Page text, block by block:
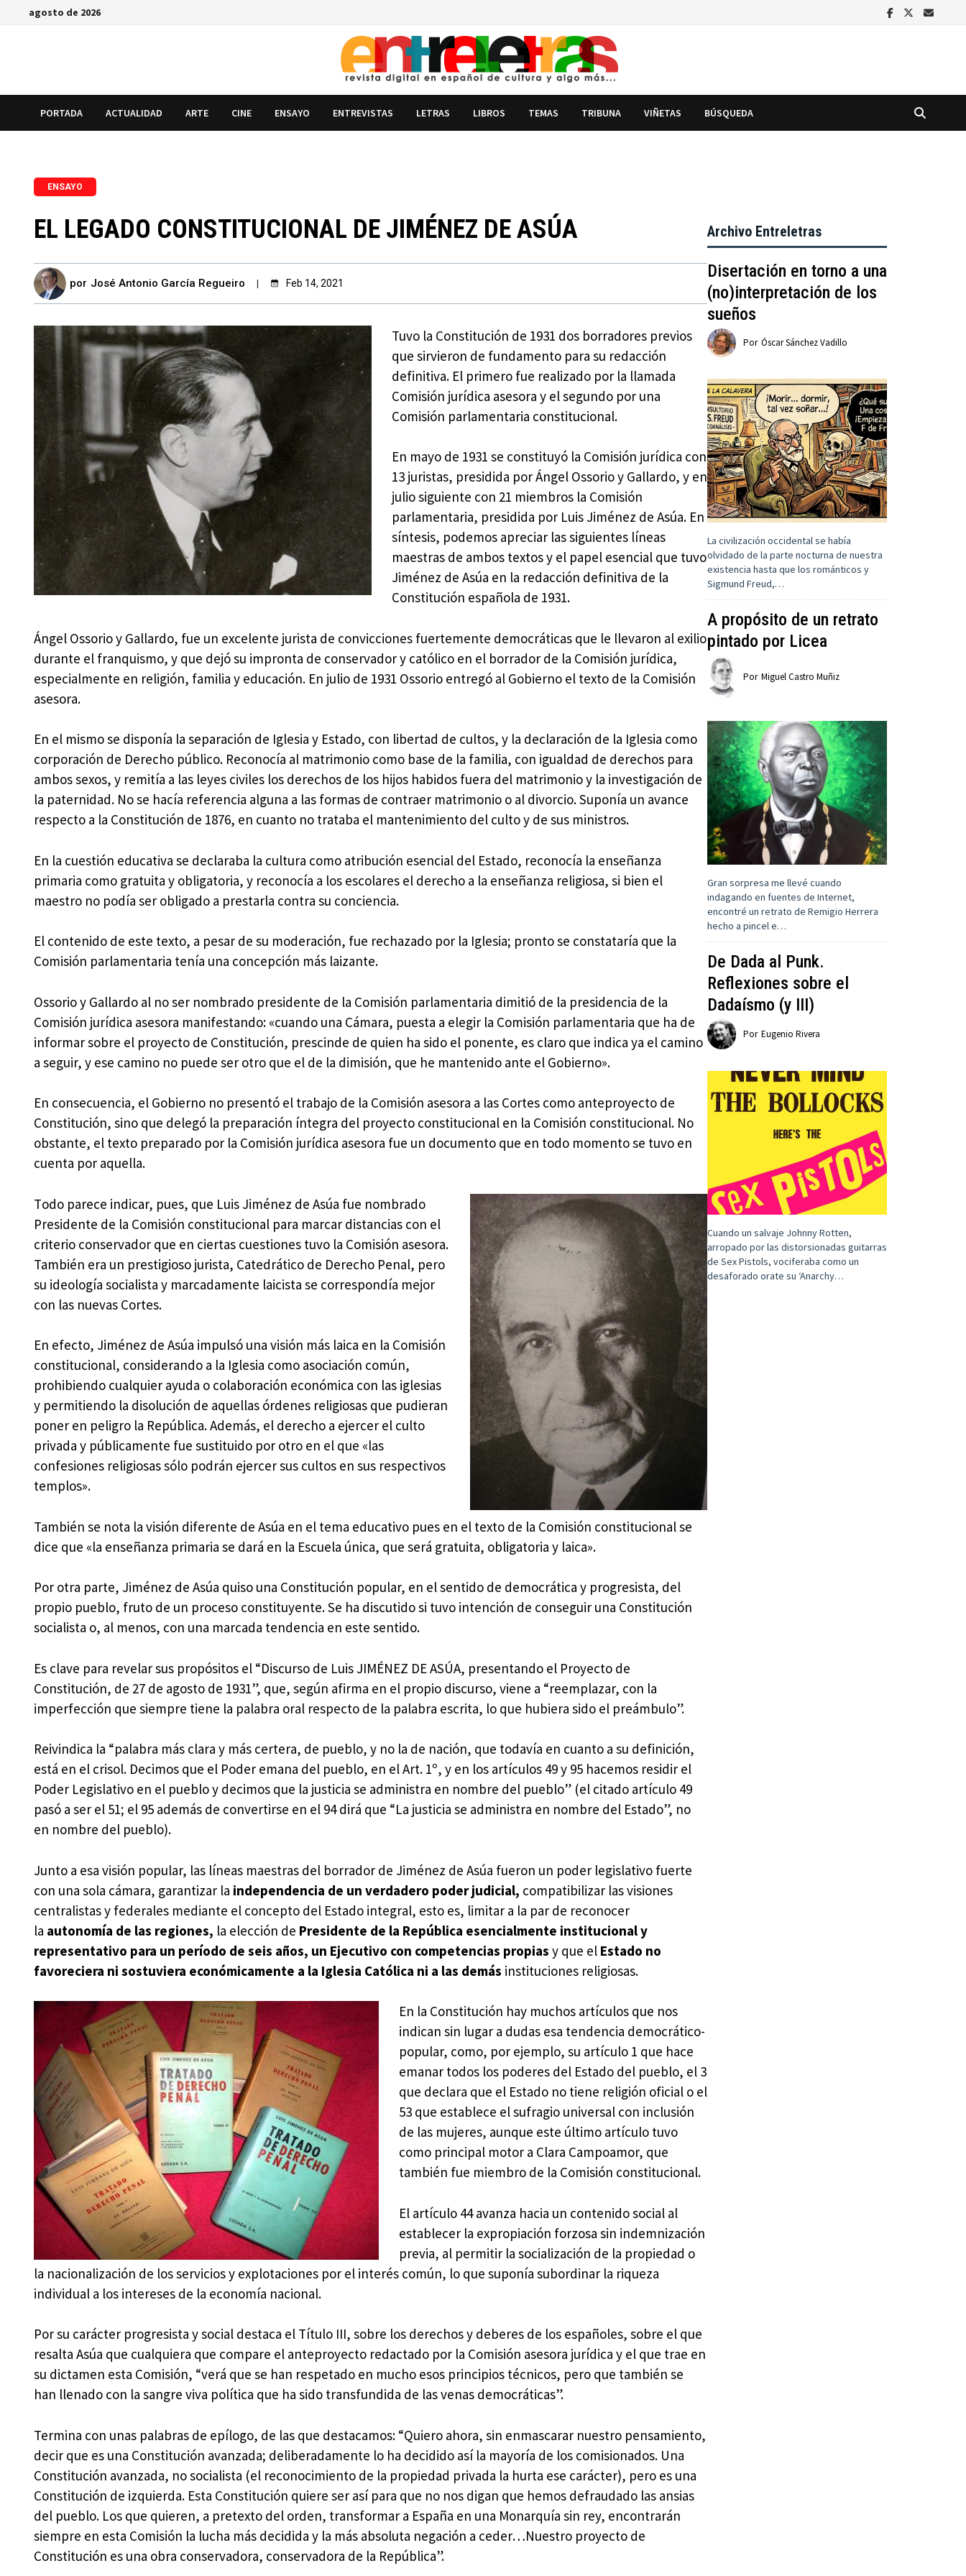
Saltaragosto de 2026
PORTADA ACTUALIDAD ARTE CINE ENSAYO ENTREVISTAS LETRAS LIBROS TEMAS TRIBUNA VIÑETAS BÚSQUEDA
ENSAYO
EL LEGADO CONSTITUCIONAL DE JIMÉNEZ DE ASÚA
por José Antonio García Regueiro Feb 14, 2021
Tuvo la Constitución de 1931 dos borradores previos
que sirvieron de fundamento para su redacción
definitiva. El primero fue realizado por la llamada
Comisión jurídica asesora y el segundo por una
Comisión parlamentaria constitucional.
En mayo de 1931 se constituyó la Comisión jurídica con
13 juristas, presidida por Ángel Ossorio y Gallardo, y en
julio siguiente con 21 miembros la Comisión
parlamentaria, presidida por Luis Jiménez de Asúa. En
síntesis, podemos apreciar las siguientes líneas
maestras de ambos textos y el papel esencial que tuvo
Jiménez de Asúa en la redacción definitiva de la
Constitución española de 1931.
Ángel Ossorio y Gallardo, fue un excelente jurista de convicciones fuertemente democráticas que le llevaron al exilio
durante el franquismo, y que dejó su impronta de conservador y católico en el borrador de la Comisión jurídica,
especialmente en religión, familia y educación. En julio de 1931 Ossorio entregó al Gobierno el texto de la Comisión
asesora.
En el mismo se disponía la separación de Iglesia y Estado, con libertad de cultos, y la declaración de la Iglesia como
corporación de Derecho público. Reconocía al matrimonio como base de la familia, con igualdad de derechos para
ambos sexos, y remitía a las leyes civiles los derechos de los hijos habidos fuera del matrimonio y la investigación de
la paternidad. No se hacía referencia alguna a las formas de contraer matrimonio o al divorcio. Suponía un avance
respecto a la Constitución de 1876, en cuanto no trataba el mantenimiento del culto y de sus ministros.
En la cuestión educativa se declaraba la cultura como atribución esencial del Estado, reconocía la enseñanza
primaria como gratuita y obligatoria, y reconocía a los escolares el derecho a la enseñanza religiosa, si bien el
maestro no podía ser obligado a prestarla contra su conciencia.
El contenido de este texto, a pesar de su moderación, fue rechazado por la Iglesia; pronto se constataría que la
Comisión parlamentaria tenía una concepción más laizante.
Ossorio y Gallardo al no ser nombrado presidente de la Comisión parlamentaria dimitió de la presidencia de la
Comisión jurídica asesora manifestando: «cuando una Cámara, puesta a elegir la Comisión parlamentaria que ha de
informar sobre el proyecto de Constitución, prescinde de quien ha sido el ponente, es claro que indica ya el camino
a seguir, y ese camino no puede ser otro que el de la dimisión, que he mantenido ante el Gobierno».
En consecuencia, el Gobierno no presentó el trabajo de la Comisión asesora a las Cortes como anteproyecto de
Constitución, sino que delegó la preparación íntegra del proyecto constitucional en la Comisión constitucional. No
obstante, el texto preparado por la Comisión jurídica asesora fue un documento que en todo momento se tuvo en
cuenta por aquella.
Todo parece indicar, pues, que Luis Jiménez de Asúa fue nombrado
Presidente de la Comisión constitucional para marcar distancias con el
criterio conservador que en ciertas cuestiones tuvo la Comisión asesora.
También era un prestigioso jurista, Catedrático de Derecho Penal, pero
su ideología socialista y marcadamente laicista se correspondía mejor
con las nuevas Cortes.
En efecto, Jiménez de Asúa impulsó una visión más laica en la Comisión
constitucional, considerando a la Iglesia como asociación común,
prohibiendo cualquier ayuda o colaboración económica con las iglesias
y permitiendo la disolución de aquellas órdenes religiosas que pudieran
poner en peligro la República. Además, el derecho a ejercer el culto
privada y públicamente fue sustituido por otro en el que «las
confesiones religiosas sólo podrán ejercer sus cultos en sus respectivos
templos».
También se nota la visión diferente de Asúa en el tema educativo pues en el texto de la Comisión constitucional se
dice que «la enseñanza primaria se dará en la Escuela única, que será gratuita, obligatoria y laica».
Por otra parte, Jiménez de Asúa quiso una Constitución popular, en el sentido de democrática y progresista, del
propio pueblo, fruto de un proceso constituyente. Se ha discutido si tuvo intención de conseguir una Constitución
socialista o, al menos, con una marcada tendencia en este sentido.
Es clave para revelar sus propósitos el “Discurso de Luis JIMÉNEZ DE ASÚA, presentando el Proyecto de
Constitución, de 27 de agosto de 1931”, que, según afirma en el propio discurso, viene a “reemplazar, con la
imperfección que siempre tiene la palabra oral respecto de la palabra escrita, lo que hubiera sido el preámbulo”.
Reivindica la “palabra más clara y más certera, de pueblo, y no la de nación, que todavía en cuanto a su definición,
está en el crisol. Decimos que el Poder emana del pueblo, en el Art. 1º, y en los artículos 49 y 95 hacemos residir el
Poder Legislativo en el pueblo y decimos que la justicia se administra en nombre del pueblo” (el citado artículo 49
pasó a ser el 51; el 95 además de convertirse en el 94 dirá que “La justicia se administra en nombre del Estado”, no
en nombre del pueblo).
Junto a esa visión popular, las líneas maestras del borrador de Jiménez de Asúa fueron un poder legislativo fuerte
con una sola cámara, garantizar la independencia de un verdadero poder judicial, compatibilizar las visiones
centralistas y federales mediante el concepto del Estado integral, esto es, limitar a la par de reconocer
la autonomía de las regiones, la elección de Presidente de la República esencialmente institucional y
representativo para un período de seis años, un Ejecutivo con competencias propias y que el Estado no
favoreciera ni sostuviera económicamente a la Iglesia Católica ni a las demás instituciones religiosas.
En la Constitución hay muchos artículos que nos
indican sin lugar a dudas esa tendencia democrático-
popular, como, por ejemplo, su artículo 1 que hace
emanar todos los poderes del Estado del pueblo, el 3
que declara que el Estado no tiene religión oficial o el
53 que establece el sufragio universal con inclusión
de las mujeres, aunque este último artículo tuvo
como principal motor a Clara Campoamor, que
también fue miembro de la Comisión constitucional.
El artículo 44 avanza hacia un contenido social al
establecer la expropiación forzosa sin indemnización
previa, al permitir la socialización de la propiedad o
la nacionalización de los servicios y explotaciones por el interés común, lo que suponía subordinar la riqueza
individual a los intereses de la economía nacional.
Por su carácter progresista y social destaca el Título III, sobre los derechos y deberes de los españoles, sobre el que
resalta Asúa que cualquiera que compare el anteproyecto redactado por la Comisión asesora jurídica y el que trae en
su dictamen esta Comisión, “verá que se han respetado en mucho esos principios técnicos, pero que también se
han llenado con la sangre viva política que ha sido transfundida de las venas democráticas”.
Termina con unas palabras de epílogo, de las que destacamos: “Quiero ahora, sin enmascarar nuestro pensamiento,
decir que es una Constitución avanzada; deliberadamente lo ha decidido así la mayoría de los comisionados. Una
Constitución avanzada, no socialista (el reconocimiento de la propiedad privada la hurta ese carácter), pero es una
Constitución de izquierda. Esta Constitución quiere ser así para que no nos digan que hemos defraudado las ansias
del pueblo. Los que quieren, a pretexto del orden, transformar a España en una Monarquía sin rey, encontrarán
siempre en esta Comisión la lucha más decidida y la más absoluta negación a ceder…Nuestro proyecto de
Constitución es una obra conservadora, conservadora de la República”.
Archivo Entreletras
Disertación en torno a una
(no)interpretación de los
sueños
Por Óscar Sánchez Vadillo
La civilización occidental se había
olvidado de la parte nocturna de nuestra
existencia hasta que los románticos y
Sigmund Freud,…
A propósito de un retrato
pintado por Licea
Por Miguel Castro Muñiz
Gran sorpresa me llevé cuando
indagando en fuentes de Internet,
encontré un retrato de Remigio Herrera
hecho a pincel e…
De Dada al Punk.
Reflexiones sobre el
Dadaísmo (y III)
Por Eugenio Rivera
Cuando un salvaje Johnny Rotten,
arropado por las distorsionadas guitarras
de Sex Pistols, vociferaba como un
desaforado orate su ‘Anarchy…